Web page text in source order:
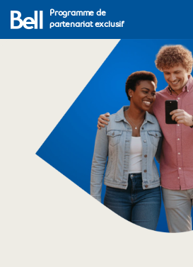
Programme de
partenariat exclusif